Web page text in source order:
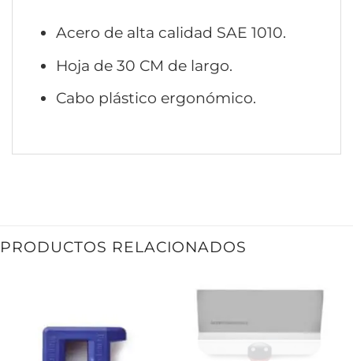
Acero de alta calidad SAE 1010.
Hoja de 30 CM de largo.
Cabo plástico ergonómico.
PRODUCTOS RELACIONADOS